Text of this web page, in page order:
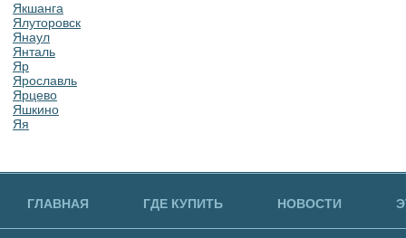
Якшанга
Ялуторовск
Янаул
Янталь
Яр
Ярославль
Ярцево
Яшкино
Яя
ГЛАВНАЯ ГДЕ КУПИТЬ НОВОСТИ